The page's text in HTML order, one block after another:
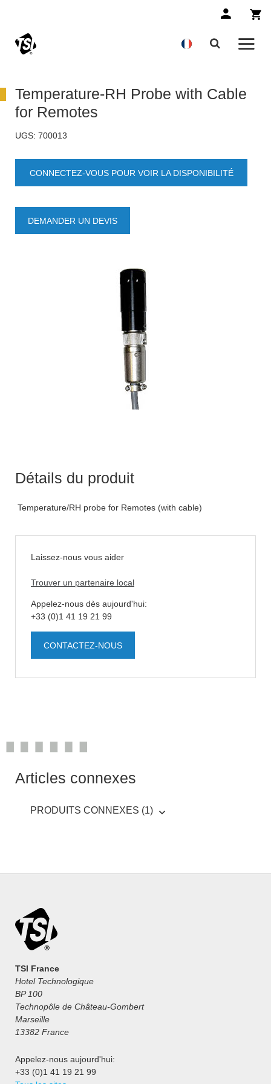
Temperature-RH Probe with Cable
for Remotes
UGS: 700013
CONNECTEZ-VOUS POUR VOIR LA DISPONIBILITÉ
DEMANDER UN DEVIS
Détails du produit
Temperature/RH probe for Remotes (with cable)
Laissez-nous vous aider
Trouver un partenaire local
Appelez-nous dès aujourd'hui:
+33 (0)1 41 19 21 99
CONTACTEZ-NOUS
Articles connexes
PRODUITS CONNEXES (1)
TSI France
Hotel Technologique
BP 100
Technopôle de Château-Gombert
Marseille
13382 France
Appelez-nous aujourd'hui:
+33 (0)1 41 19 21 99